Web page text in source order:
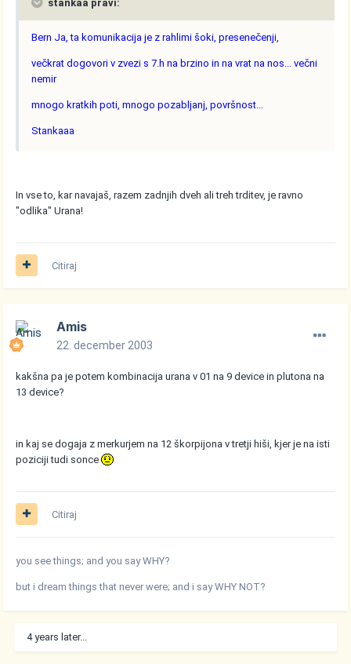
stankaa pravi:
Bern Ja, ta komunikacija je z rahlimi šoki, presenečenji,
večkrat dogovori v zvezi s 7.h na brzino in na vrat na nos... večni
nemir
mnogo kratkih poti, mnogo pozabljanj, površnost...
Stankaaa
In vse to, kar navajaš, razem zadnjih dveh ali treh trditev, je ravno
"odlika" Urana!
Citiraj
Amis
22. december 2003
kakšna pa je potem kombinacija urana v 01 na 9 device in plutona na
13 device?
in kaj se dogaja z merkurjem na 12 škorpijona v tretji hiši, kjer je na isti
poziciji tudi sonce
Citiraj
you see things; and you say WHY?
but i dream things that never were; and i say WHY NOT?
4 years later...